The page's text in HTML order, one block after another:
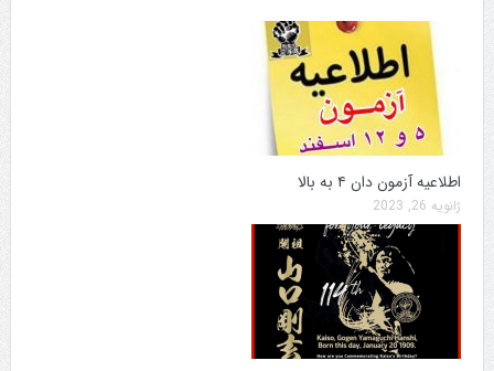
اطلاعیه آزمون دان ۴ به بالا
ژانویه 26, 2023